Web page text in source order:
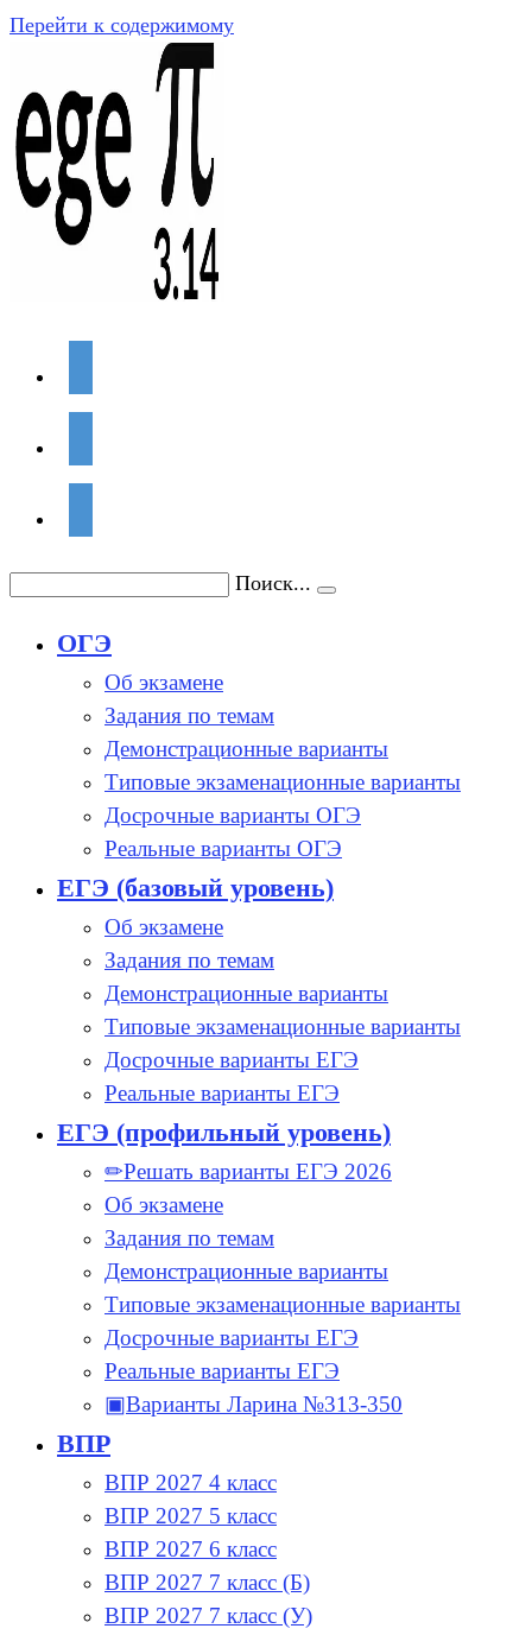
Перейти к содержимому
Поиск...
ОГЭ
Об экзамене
Задания по темам
Демонстрационные варианты
Типовые экзаменационные варианты
Досрочные варианты ОГЭ
Реальные варианты ОГЭ
ЕГЭ (базовый уровень)
Об экзамене
Задания по темам
Демонстрационные варианты
Типовые экзаменационные варианты
Досрочные варианты ЕГЭ
Реальные варианты ЕГЭ
ЕГЭ (профильный уровень)
✏Решать варианты ЕГЭ 2026
Об экзамене
Задания по темам
Демонстрационные варианты
Типовые экзаменационные варианты
Досрочные варианты ЕГЭ
Реальные варианты ЕГЭ
▣Варианты Ларина №313-350
ВПР
ВПР 2027 4 класс
ВПР 2027 5 класс
ВПР 2027 6 класс
ВПР 2027 7 класс (Б)
ВПР 2027 7 класс (У)